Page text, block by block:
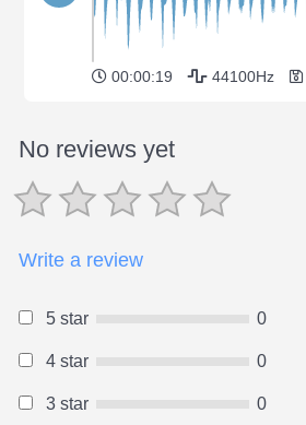
00:00:19 44100Hz
No reviews yet
Write a review
5 star 0
4 star 0
3 star 0